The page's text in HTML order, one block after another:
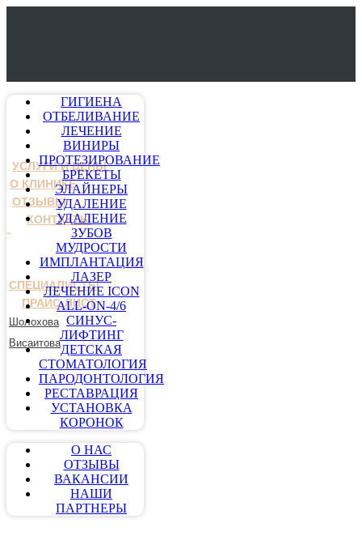
УСЛУГИ И ЦЕНЫ
О КЛИНИКЕ
ОТЗЫВЫ
КОНТАКТЫ
СПЕЦИАЛИСТЫ
ПРАЙС-ЛИСТ
Шолохова
Висаитова
ГИГИЕНА
ОТБЕЛИВАНИЕ
ЛЕЧЕНИЕ
ВИНИРЫ
ПРОТЕЗИРОВАНИЕ
БРЕКЕТЫ
ЭЛАЙНЕРЫ
УДАЛЕНИЕ
УДАЛЕНИЕ
ЗУБОВ
МУДРОСТИ
ИМПЛАНТАЦИЯ
ЛАЗЕР
ЛЕЧЕНИЕ ICON
ALL-ON-4/6
СИНУС-
ЛИФТИНГ
ДЕТСКАЯ
СТОМАТОЛОГИЯ
ПАРОДОНТОЛОГИЯ
РЕСТАВРАЦИЯ
УСТАНОВКА
КОРОНОК
О НАС
ОТЗЫВЫ
ВАКАНСИИ
НАШИ
ПАРТНЕРЫ